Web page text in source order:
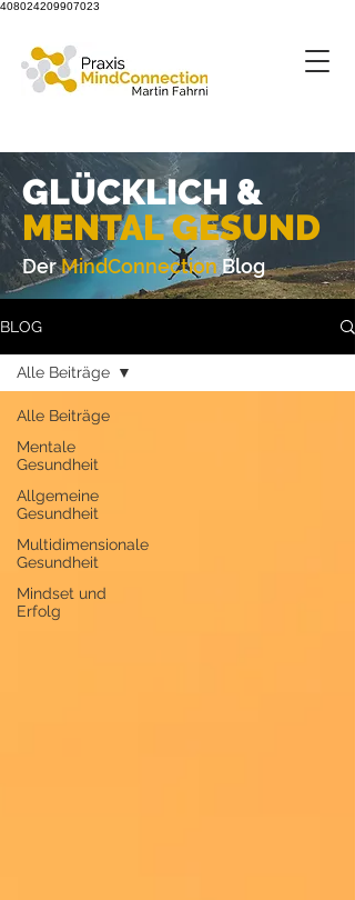
408024209907023
GLÜCKLICH &
MENTAL GESUND
DerMindConnectionBlog
BLOG
Alle Beiträge
Mentale
Gesundheit
Allgemeine
Gesundheit
Multidimensionale
Gesundheit
Mindset und
Erfolg
Alle Beiträge